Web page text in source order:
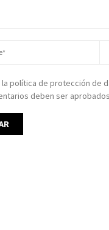
política de protección de
deben ser